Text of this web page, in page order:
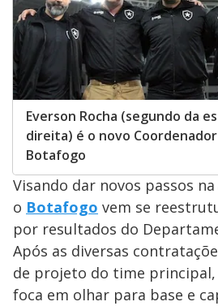
Everson Rocha (segundo da
direita) é o novo
Botafogo
Visando dar novos passos
o Botafogo vem se
por resultados do
Após as diversas
de projeto do time
foca em olhar para base e